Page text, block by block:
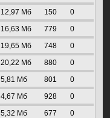
12,97 Mб 150 0
16,63 Mб 779 0
19,65 Mб 748 0
20,22 Mб 880 0
5,81 Mб 801 0
4,67 Mб 928 0
5,32 Mб 677 0